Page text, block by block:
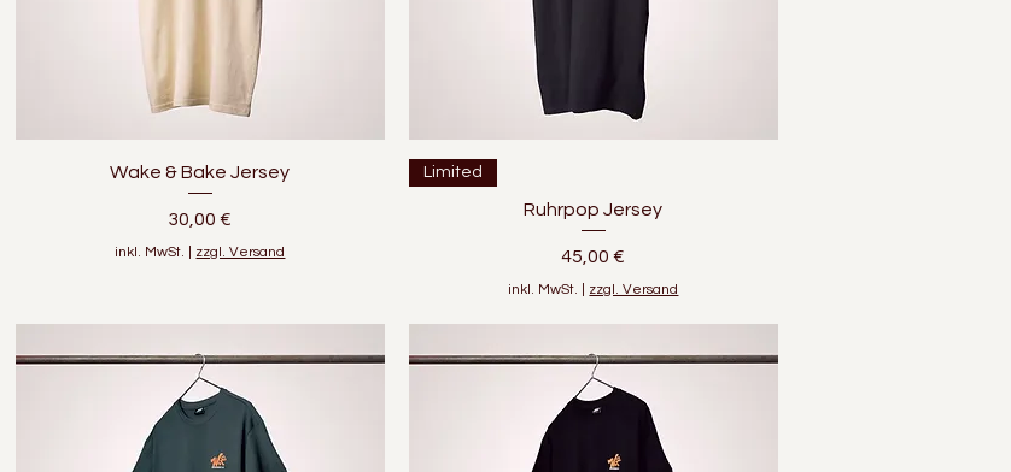
Schnellansicht
Wake & Bake Jersey
Preis
30,00 €
inkl. MwSt. zzgl. Versand
Limited
Ruhrpop Jersey
Preis
45,00 €
inkl. MwSt. zzgl. Versand